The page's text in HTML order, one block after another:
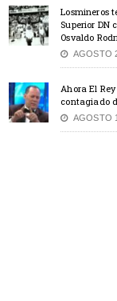
Losmineros
Superior DN
Osvaldo
AGOSTO
Ahora El
contagiado
AGOSTO